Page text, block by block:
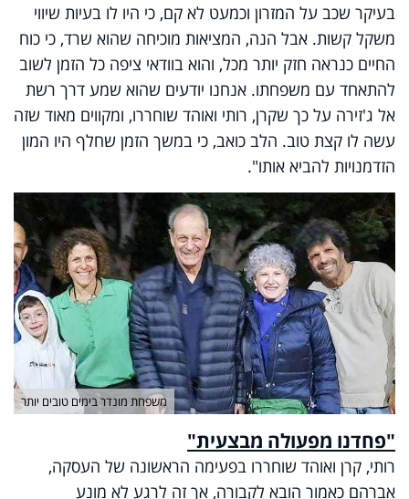
בעיקר שכב על המזרון וכמעט לא קם, כי היו לו בעיות שיווי
משקל קשות. אבל הנה, המציאות מוכיחה שהוא שרד, כי כוח
החיים כנראה חזק יותר מכל, והוא בוודאי ציפה כל הזמן לשוב
להתאחד עם משפחתו. אנחנו יודעים שהוא שמע דרך רשת
אל ג'זירה על כך שקרן, רותי ואוהד שוחררו, ומקווים מאוד שזה
עשה לו קצת טוב. הלב כואב, כי במשך הזמן שחלף היו המון
הזדמנויות להביא אותו".
משפחת מונדר בימים טובים יותר
"פחדנו מפעולה מבצעית"
רותי, קרן ואוהד שוחררו בפעימה הראשונה של העסקה,
אברהם כאמור הובא לקבורה, אך זה לרגע לא מונע